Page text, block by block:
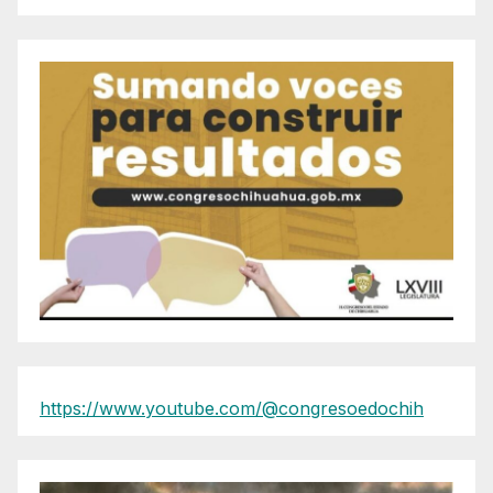
https://www.youtube.com/@congresoedochih